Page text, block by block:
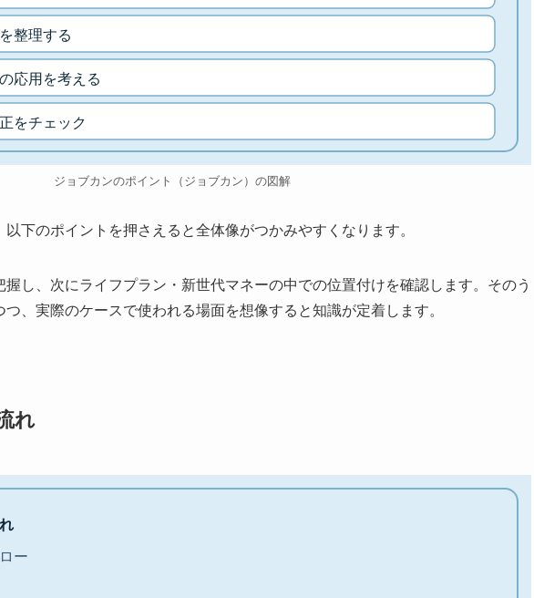
整理する
応用を考える
をチェック
ジョブカンのポイント（ジョブカン）の図解
下のポイントを押さえると全体像がつかみやすくなります。
握し、次にライフプラン・新世代マネーの中での位置付けを確認します。そのう
、実際のケースで使われる場面を想像すると知識が定着します。
れ
ー